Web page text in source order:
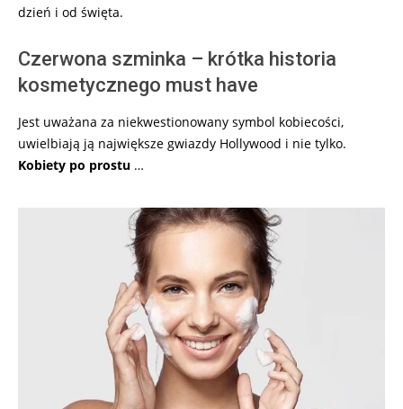
dzień i od święta.
Czerwona szminka – krótka historia
kosmetycznego must have
Jest uważana za niekwestionowany symbol kobiecości,
uwielbiają ją największe gwiazdy Hollywood i nie tylko.
Kobiety po prostu …